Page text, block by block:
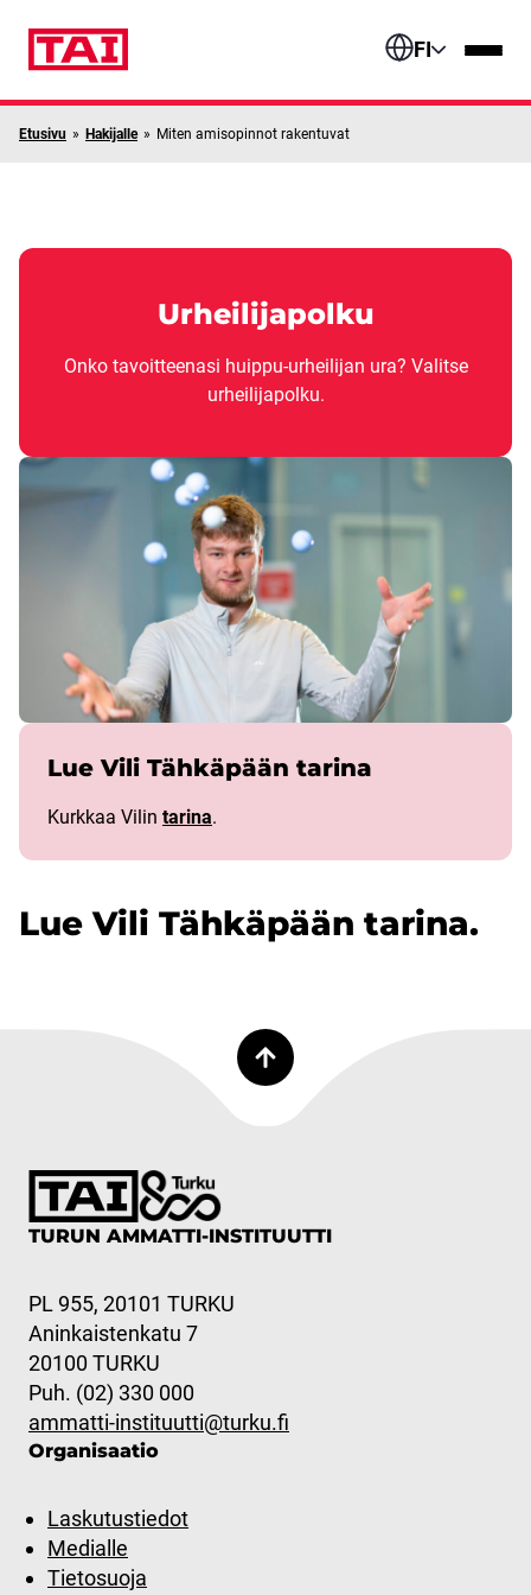
FI
Etusivu » Hakijalle » Miten amisopinnot rakentuvat
Urheilijapolku
Onko tavoitteenasi huippu-urheilijan ura? Valitse
urheilijapolku.
Lue Vili Tähkäpään tarina
Kurkkaa Vilin tarina.
Lue Vili Tähkäpään tarina.
TURUN AMMATTI-INSTITUUTTI
PL 955, 20101 TURKU
Aninkaistenkatu 7
20100 TURKU
Puh. (02) 330 000
ammatti-instituutti@turku.fi
Organisaatio
Laskutustiedot
Medialle
Tietosuoja